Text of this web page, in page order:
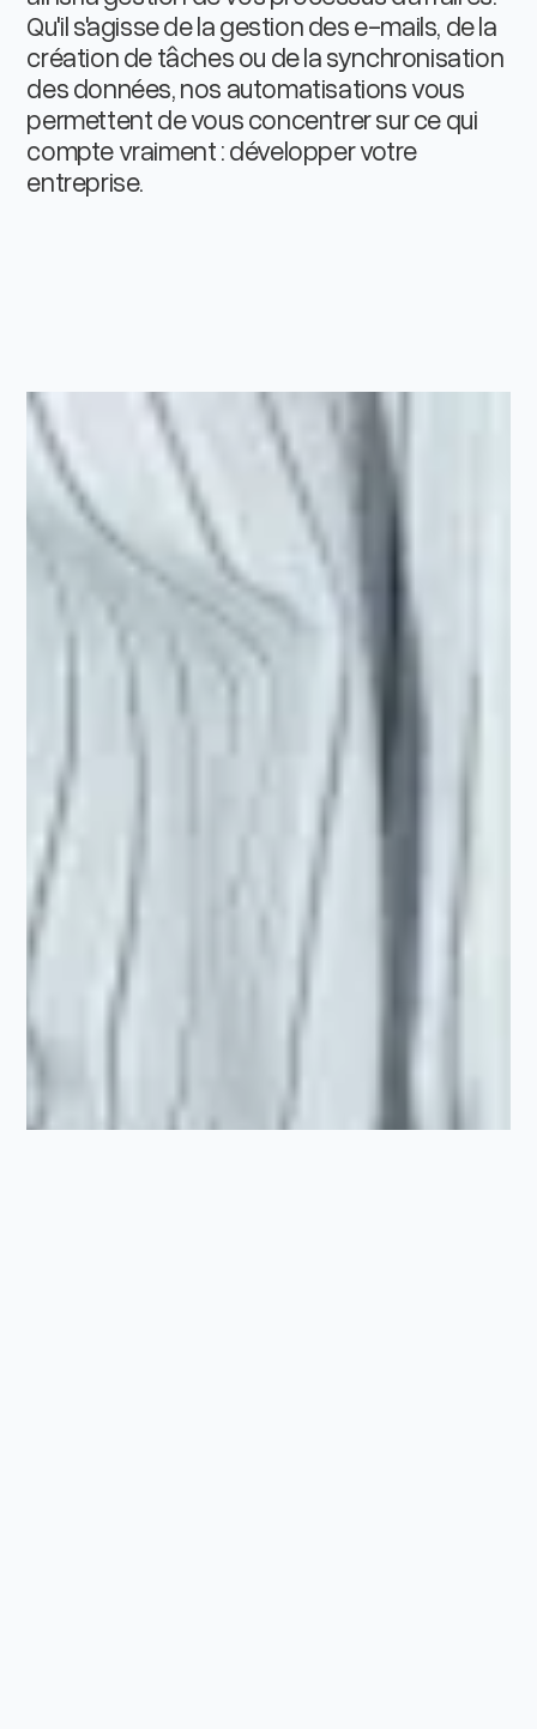
Qu'il s'agisse de la gestion des e-mails, de la
création de tâches ou de la synchronisation
des données, nos automatisations vous
permettent de vous concentrer sur ce qui
compte vraiment : développer votre
entreprise.